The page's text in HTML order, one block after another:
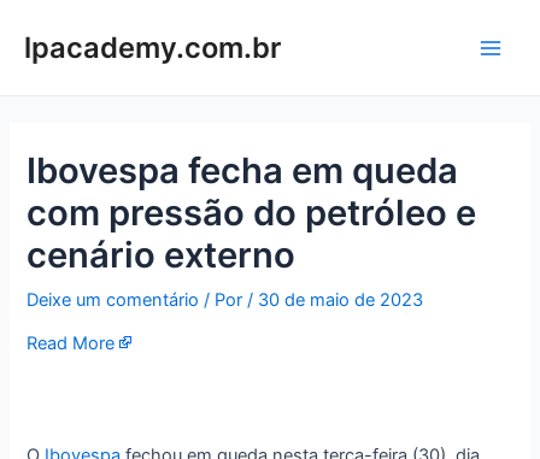
paralpacademy.com.br
Ibovespa fecha em queda
com pressão do petróleo e
cenário externo
Deixe um comentário / Por/ 30 de maio de 2023
Read More